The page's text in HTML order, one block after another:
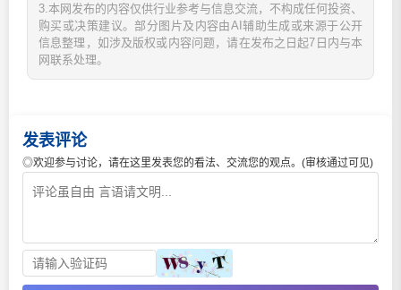
3.本网发布的内容仅供行业参考与信息交流，不构成任何投资、
购买或决策建议。部分图片及内容由AI辅助生成或来源于公开
信息整理，如涉及版权或内容问题，请在发布之日起7日内与本
网联系处理。
发表评论
◎欢迎参与讨论，请在这里发表您的看法、交流您的观点。(审核通过可见)